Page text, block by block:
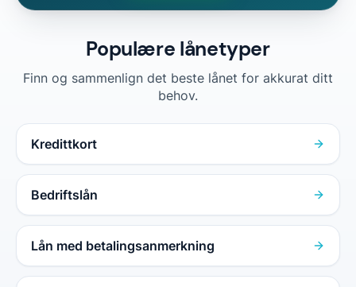
Populære lånetyper
Finn og sammenlign det beste lånet for akkurat ditt
behov.
Kredittkort
Bedriftslån
Lån med betalingsanmerkning